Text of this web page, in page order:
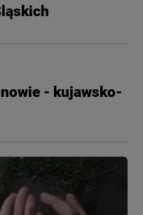
- kujawsko-